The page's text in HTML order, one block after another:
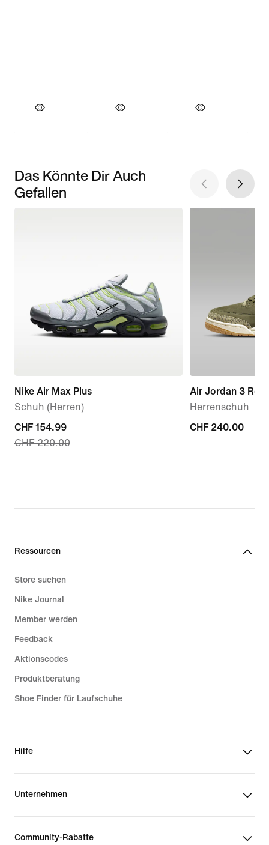
Das Könnte Dir Auch
Gefallen
Nike Air Max Plus
Schuh (Herren)
current
price
CHF 220.00
CHF 154.99
CHF 220.00
Air Jordan 3
Herrenschuh
CHF 240.00
CHF 240.00
Ressourcen
Store suchen
Nike Journal
Member werden
Feedback
Aktionscodes
Produktberatung
Shoe Finder für Laufschuhe
Hilfe
Unternehmen
Community-Rabatte